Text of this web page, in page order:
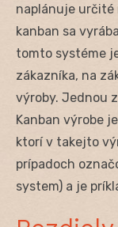
naplánuje určité
kanban sa
tomto systéme
zákazníka, na
výroby. Jednou
Kanban výrobe
ktorí v takejto
prípadoch
system) a je